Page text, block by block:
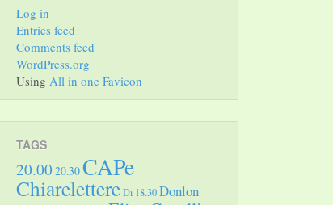
Log in
Entries feed
Comments feed
WordPress.org
Using All in one Favicon
TAGS
20.00 20.30CAPe
ChiarelettereDi 18.30Donlon